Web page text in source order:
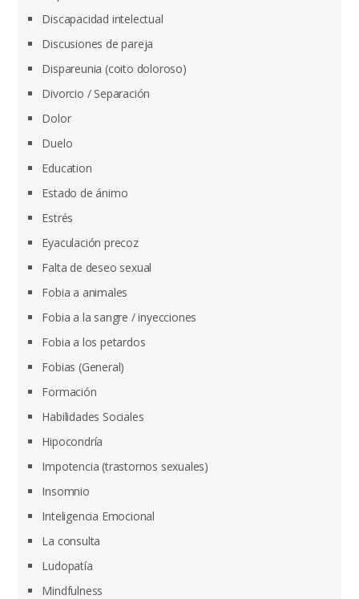
Discapacidad intelectual
Discusiones de pareja
Dispareunia (coito doloroso)
Divorcio / Separación
Dolor
Duelo
Education
Estado de ánimo
Estrés
Eyaculación precoz
Falta de deseo sexual
Fobia a animales
Fobia a la sangre / inyecciones
Fobia a los petardos
Fobias (General)
Formación
Habilidades Sociales
Hipocondría
Impotencia (trastornos sexuales)
Insomnio
Inteligencia Emocional
La consulta
Ludopatía
Mindfulness